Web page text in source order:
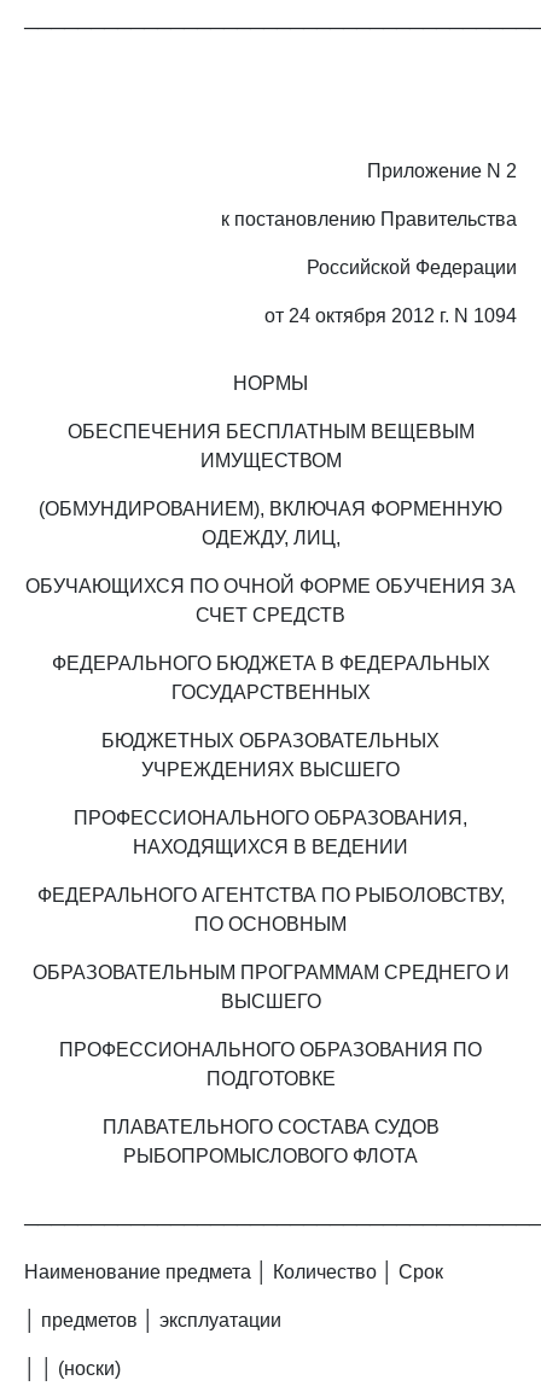
Приложение N 2
к постановлению Правительства
Российской Федерации
от 24 октября 2012 г. N 1094
НОРМЫ
ОБЕСПЕЧЕНИЯ БЕСПЛАТНЫМ ВЕЩЕВЫМ
ИМУЩЕСТВОМ
(ОБМУНДИРОВАНИЕМ), ВКЛЮЧАЯ ФОРМЕННУЮ
ОДЕЖДУ, ЛИЦ,
ОБУЧАЮЩИХСЯ ПО ОЧНОЙ ФОРМЕ ОБУЧЕНИЯ ЗА
СЧЕТ СРЕДСТВ
ФЕДЕРАЛЬНОГО БЮДЖЕТА В ФЕДЕРАЛЬНЫХ
ГОСУДАРСТВЕННЫХ
БЮДЖЕТНЫХ ОБРАЗОВАТЕЛЬНЫХ
УЧРЕЖДЕНИЯХ ВЫСШЕГО
ПРОФЕССИОНАЛЬНОГО ОБРАЗОВАНИЯ,
НАХОДЯЩИХСЯ В ВЕДЕНИИ
ФЕДЕРАЛЬНОГО АГЕНТСТВА ПО РЫБОЛОВСТВУ,
ПО ОСНОВНЫМ
ОБРАЗОВАТЕЛЬНЫМ ПРОГРАММАМ СРЕДНЕГО И
ВЫСШЕГО
ПРОФЕССИОНАЛЬНОГО ОБРАЗОВАНИЯ ПО
ПОДГОТОВКЕ
ПЛАВАТЕЛЬНОГО СОСТАВА СУДОВ
РЫБОПРОМЫСЛОВОГО ФЛОТА
Наименование предмета │ Количество │ Срок
│ предметов │ эксплуатации
│ │ (носки)